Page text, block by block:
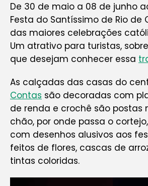
De 30 de maio a 08 de junho
Festa do Santíssimo de Rio de
das maiores celebrações
Um atrativo para turistas,
que desejam conhecer essa
As calçadas das casas do
Contas são decoradas com
de renda e crochê são postas
chão, por onde passa o
com desenhos alusivos aos
feitos de flores, cascas de
tintas coloridas.